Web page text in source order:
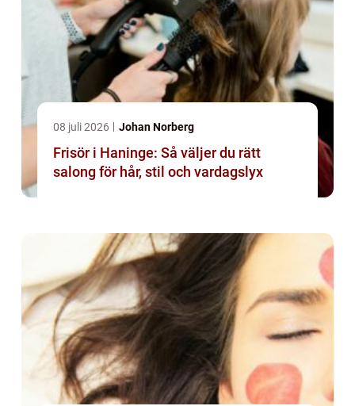
08 juli 2026 Johan Norberg
Frisör i Haninge: Så väljer du rätt
salong för hår, stil och vardagslyx